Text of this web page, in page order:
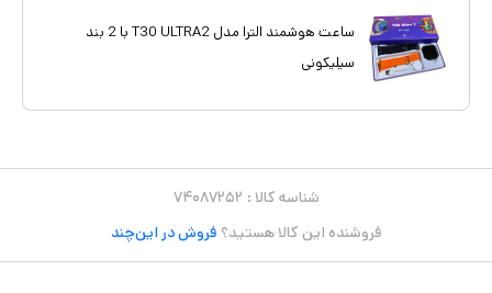
ساعت هوشمند الترا مدل T30 ULTRA2 با 2 بند
سیلیکونی
شناسه کالا : ۷۴۰۸۷۲۵۲
فروشنده این کالا هستید؟ فروش در این‌چند